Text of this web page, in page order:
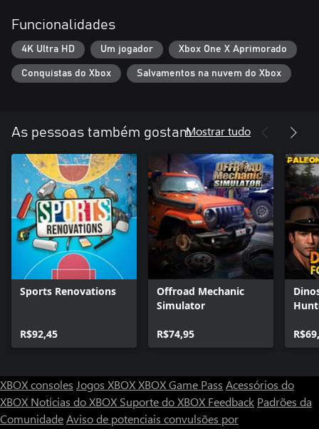
Funcionalidades
4K Ultra HD Um jogador Xbox One X Aprimorado
Conquistas do Xbox Salvamentos na nuvem do Xbox
As pessoas também gostamMostrar tudo
Sports Renovations
R$92,45
Offroad Mechanic
Simulator
R$74,95
XBOX consoles Jogos XBOXXBOX Game Pass Acessórios do
XBOX Notícias do XBOX Suporte do XBOX Feedback Padrões da
ComunidadeAviso de potenciais convulsões por